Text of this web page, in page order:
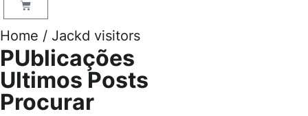
Home / Jackd visitors
PUblicações
Ultimos Posts
Procurar